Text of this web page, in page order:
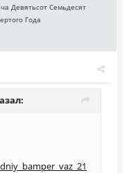
Девятьсот Семьдесят
Года